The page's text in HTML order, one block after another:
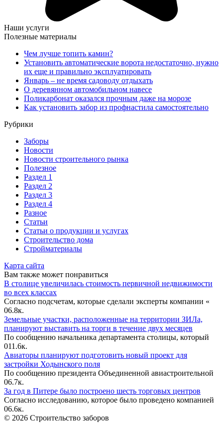
Наши услуги
Полезные материалы
Чем лучше топить камин?
Установить автоматические ворота недостаточно, нужно
их еще и правильно эксплуатировать
Январь – не время садоводу отдыхать
О деревянном автомобильном навесе
Поликарбонат оказался прочным даже на морозе
Как установить забор из профнастила самостоятельно
Рубрики
Заборы
Новости
Новости строительного рынка
Полезное
Раздел 1
Раздел 2
Раздел 3
Раздел 4
Разное
Статьи
Статьи o продукции и услугах
Строительство дома
Стройматериалы
Карта сайта
Вам также может понравиться
В столице увеличилась стоимость первичной недвижимости
во всех классах
Согласно подсчетам, которые сделали эксперты компании «
06.8к.
Земельные участки, расположенные на территории ЗИЛа,
планируют выставить на торги в течение двух месяцев
По сообщению начальника департамента столицы, который
011.6к.
Авиаторы планируют подготовить новый проект для
застройки Ходынского поля
По сообщению президента Объединенной авиастроительной
06.7к.
За год в Питере было построено шесть торговых центров
Согласно исследованию, которое было проведено компанией
06.6к.
© 2026 Строительство заборов